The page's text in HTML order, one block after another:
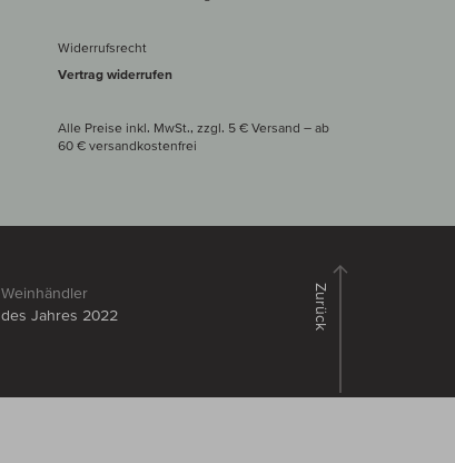
Widerrufsrecht
Vertrag widerrufen
Alle Preise inkl. MwSt., zzgl. 5 € Versand – ab
60 € versand­kosten­frei
Weinhändler
des Jahres 2022
Zurück